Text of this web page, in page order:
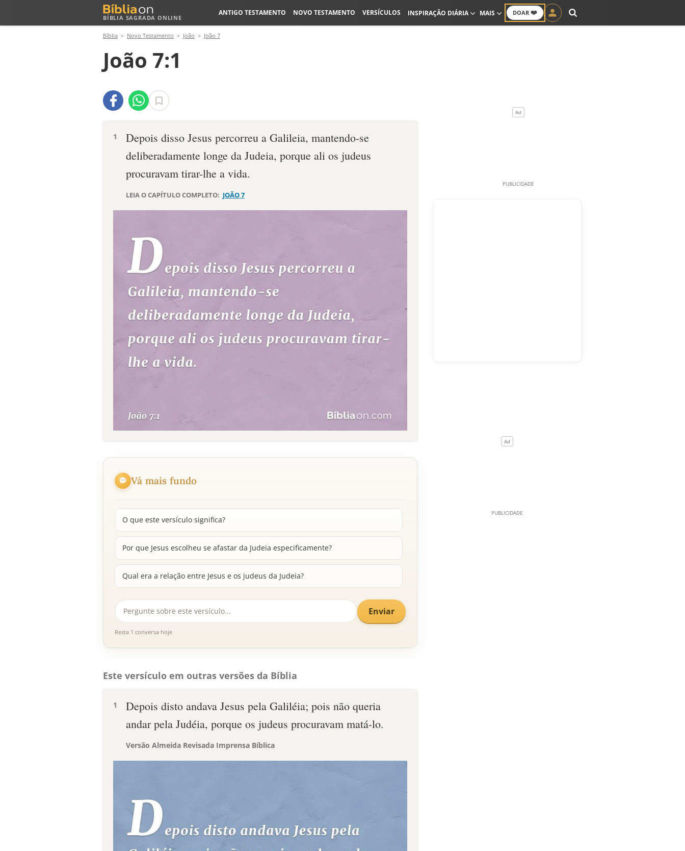
BÍBLIA SAGRADA ONLINE
DOAR ❤️
ANTIGO TESTAMENTO NOVO TESTAMENTO VERSÍCULOS INSPIRAÇÃO DIÁRIA MAIS
Bíblia Novo Testamento João João 7
João 7:1
1
Depois disso Jesus percorreu a Galileia, mantendo-se
deliberadamente longe da Judeia, porque ali os judeus
procuravam tirar-lhe a vida.
LEIA O CAPÍTULO COMPLETO: JOÃO 7
Vá mais fundo
O que este versículo significa?
Por que Jesus escolheu se afastar da Judeia especificamente?
Qual era a relação entre Jesus e os judeus da Judeia?
Enviar
Resta 1 conversa hoje
Este versículo em outras versões da Bíblia
1
Depois disto andava Jesus pela Galiléia; pois não queria
andar pela Judéia, porque os judeus procuravam matá-lo.
Versão Almeida Revisada Imprensa Bíblica